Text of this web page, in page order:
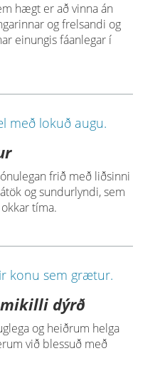
hægt er að vinna án
og frelsandi og
einungis fáanlegar í
frið með liðsinni
og sundurlyndi, sem
tíma.
dýrð
og heiðrum helga
við blessuð með